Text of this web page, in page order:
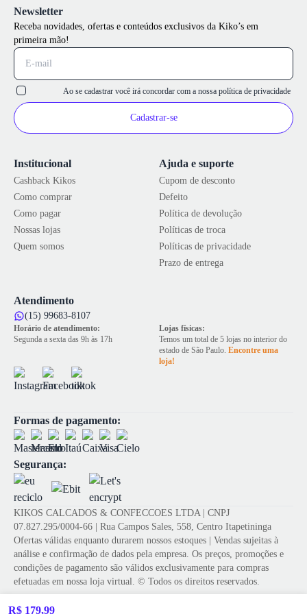
R$ 179,99
Institucional
Cashback Kikos
Como comprar
Como pagar
Nossas lojas
Quem somos
Ajuda e suporte
Cupom de desconto
Defeito
Política de devolução
Políticas de troca
Políticas de privacidade
Prazo de entrega
Atendimento
(15) 99683-8107
Horário de atendimento:
Segunda a sexta das 9h às 17h
Lojas físicas:
Temos um total de 5 lojas no interior do
estado de São Paulo. Encontre uma
loja!
Newsletter
Receba novidades, ofertas e conteúdos exclusivos da Kiko’s em
primeira mão!
Ao se cadastrar você irá concordar com a nossa política de privacidade
Cadastrar-se
Formas de pagamento:
Segurança:
KIKOS CALCADOS & CONFECCOES LTDA | CNPJ
07.827.295/0004-66 | Rua Campos Sales, 558, Centro Itapetininga
Ofertas válidas enquanto durarem nossos estoques | Vendas sujeitas à
análise e confirmação de dados pela empresa. Os preços, promoções e
condições de pagamento são válidos exclusivamente para compras
efetuadas em nossa loja virtual. © Todos os direitos reservados.